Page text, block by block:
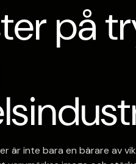
på
är inte bara en bärare av